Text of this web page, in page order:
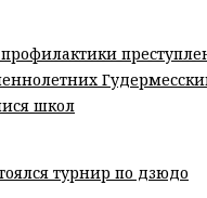
школ
турнир по дзюдо